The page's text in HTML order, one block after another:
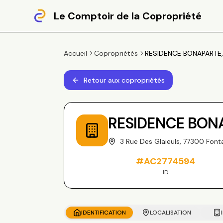
Le Comptoir de la Copropriété
Accueil Copropriétés RESIDENCE
Retour aux copropriétés
RESIDENCE
3 Rue Des Glaieuls, 77300
#AC2774594
ID
IDENTIFICATION LOCALISATION